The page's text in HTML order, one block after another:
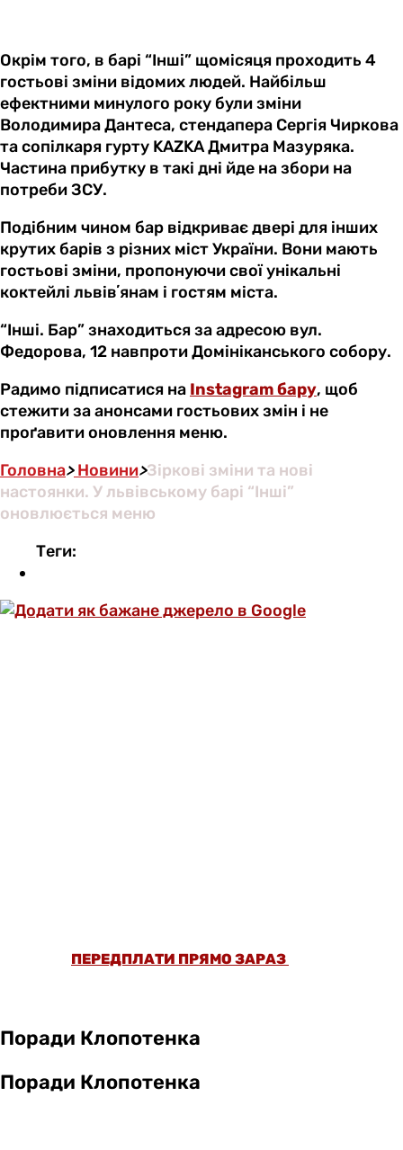
Окрім того, в барі “Інші” щомісяця проходить 4
гостьові зміни відомих людей. Найбільш
ефектними минулого року були зміни
Володимира Дантеса, стендапера Сергія Чиркова
та сопілкаря гурту KAZKA Дмитра Мазуряка.
Частина прибутку в такі дні йде на збори на
потреби ЗСУ.
Подібним чином бар відкриває двері для інших
крутих барів з різних міст України. Вони мають
гостьові зміни, пропонуючи свої унікальні
коктейлі львівʼянам і гостям міста.
“Інші. Бар” знаходиться за адресою вул.
Федорова, 12 навпроти Домініканського собору.
Радимо підписатися на Instagram бару, щоб
стежити за анонсами гостьових змін і не
проґавити оновлення меню.
Головна>Новини>Зіркові зміни та нові
настоянки. У львівському барі “Інші”
оновлюється меню
Теги:
ПЕРЕДПЛАТИ ПРЯМО ЗАРАЗ
Поради Клопотенка
Поради Клопотенка